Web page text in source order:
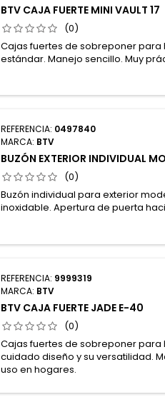
BTV CAJA FUERTE MINI VAULT 17
(0)
Cajas fuertes de sobreponer para
estándar. Manejo sencillo. Muy
REFERENCIA: 0497840
MARCA: BTV
BUZÓN EXTERIOR INDIVIDUAL
(0)
Buzón individual para exterior
inoxidable. Apertura de puerta
REFERENCIA: 9999319
MARCA: BTV
BTV CAJA FUERTE JADE E-40
(0)
Cajas fuertes de sobreponer para
cuidado diseño y su versatilidad.
uso en hogares.